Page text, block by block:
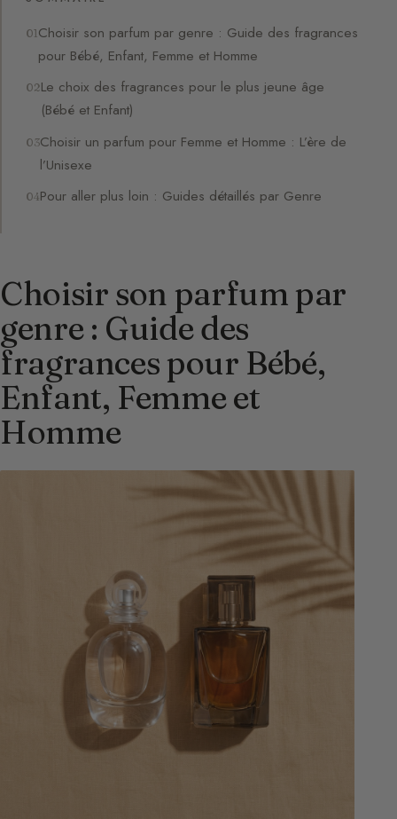
Choisir son parfum par genre : Guide des fragrances
pour Bébé, Enfant, Femme et Homme
Le choix des fragrances pour le plus jeune âge
(Bébé et Enfant)
Choisir un parfum pour Femme et Homme : L’ère de
l’Unisexe
Pour aller plus loin : Guides détaillés par Genre
Choisir son parfum par
genre : Guide des
fragrances pour Bébé,
Enfant, Femme et
Homme